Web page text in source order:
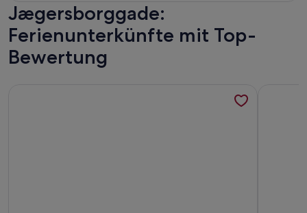
Jægersborggade:
Ferienunterkünfte mit Top-
Bewertung